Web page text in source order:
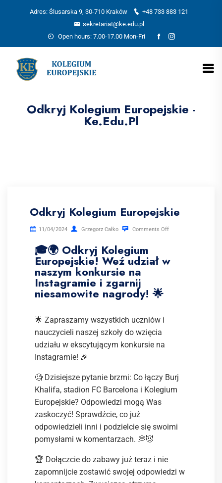
Adres: Ślusarska 9, 30-710 Kraków
+48 733 883 121
sekretariat@ke.edu.pl
Open hours: 7.00-17.00 Mon-Fri
Odkryj Kolegium Europejskie -
Ke.edu.pl
Odkryj Kolegium Europejskie
11/04/2024 Grzegorz Całko Comments Off
🎓🌍 Odkryj Kolegium
Europejskie! Weź udział w
naszym konkursie na
Instagramie i zgarnij
niesamowite nagrody! 🌟
🌟 Zapraszamy wszystkich uczniów i
nauczycieli naszej szkoły do wzięcia
udziału w ekscytującym konkursie na
Instagramie! 🎉
🧐 Dzisiejsze pytanie brzmi: Co łączy Burj
Khalifa, stadion FC Barcelona i Kolegium
Europejskie? Odpowiedzi mogą Was
zaskoczyć! Sprawdźcie, co już
odpowiedzieli inni i podzielcie się swoimi
pomysłami w komentarzach. 💭😈
🏆 Dołączcie do zabawy już teraz i nie
zapomnijcie zostawić swojej odpowiedzi w